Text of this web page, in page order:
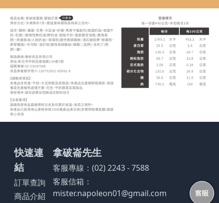
快速連
結
訂單查詢
商品介紹
拿破崙先生
客服專線：(02) 2243 - 7588
客服信箱：
mister.napoleon01@gmail.com